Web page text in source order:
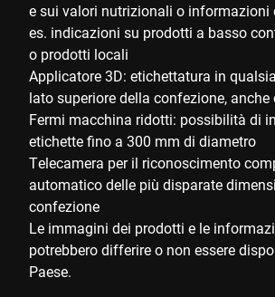
e sui valori nutrizionali o informazioni
es. indicazioni su prodotti a basso
o prodotti locali
Applicatore 3D: etichettatura in
lato superiore della confezione,
Fermi macchina ridotti: possibilità di
etichette fino a 300 mm di diametro
Telecamera per il riconoscimento
automatico delle più disparate
confezione
Le immagini dei prodotti e le
potrebbero differire o non essere
Paese.